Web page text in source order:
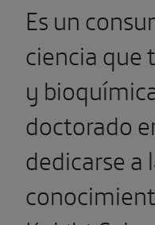
Es un
ciencia que
y
doctorado
dedicarse a